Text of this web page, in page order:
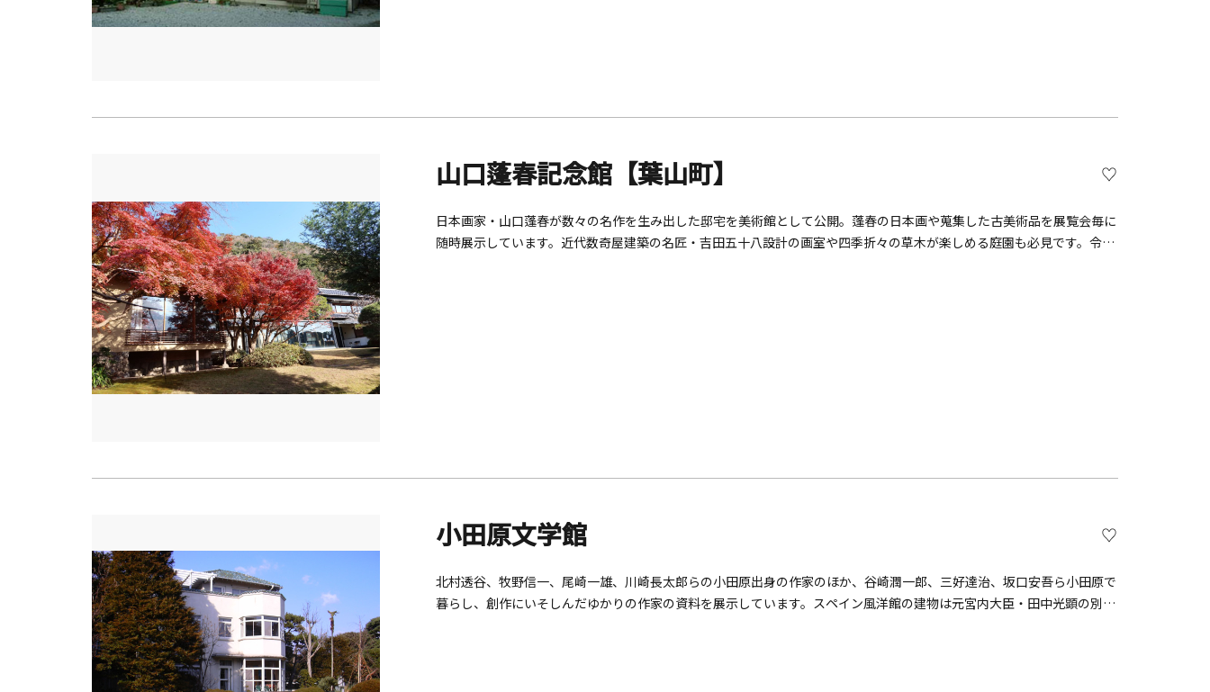
山口蓬春記念館【葉山町】
日本画家・山口蓬春が数々の名作を生み出した邸宅を美術館として公開。蓬春の日本画や蒐集した古美術品を展覧会毎に
随時展示しています。近代数奇屋建築の名匠・吉田五十八設計の画室や四季折々の草木が楽しめる庭園も必見です。令和
小田原文学館
北村透谷、牧野信一、尾崎一雄、川崎長太郎らの小田原出身の作家のほか、谷崎潤一郎、三好達治、坂口安吾ら小田原で
暮らし、創作にいそしんだゆかりの作家の資料を展示しています。スペイン風洋館の建物は元宮内大臣・田中光顕の別邸